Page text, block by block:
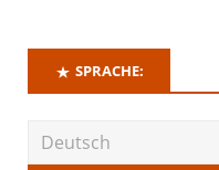
SPRACHE: